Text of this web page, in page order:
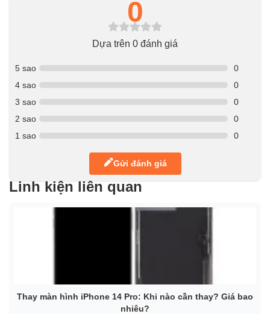
0
Dựa trên 0 đánh giá
5 sao
0
4 sao
0
3 sao
0
2 sao
0
1 sao
0
Gửi đánh giá
Linh kiện liên quan
Thay màn hình iPhone 14 Pro: Khi nào cần thay? Giá bao
nhiêu?